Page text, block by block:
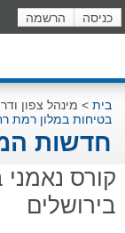
כניסה הרשמה
בית > מינהל צפון
בטיחות במלון רמת
חדשות
קורס
בירושלים